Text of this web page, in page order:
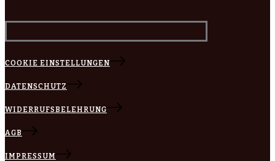
COOKIE EINSTELLUNGEN
DATENSCHUTZ
WIDERRUFSBELEHRUNG
AGB
IMPRESSUM